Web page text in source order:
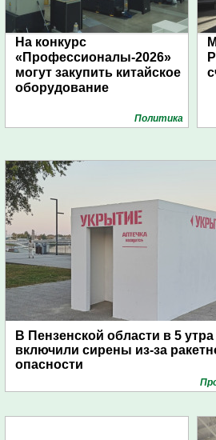
На конкурс
«Профессионалы-2026»
могут закупить китайское
оборудование
Политика
В Пензенской области в 5 утра
включили сирены из-за
опасности